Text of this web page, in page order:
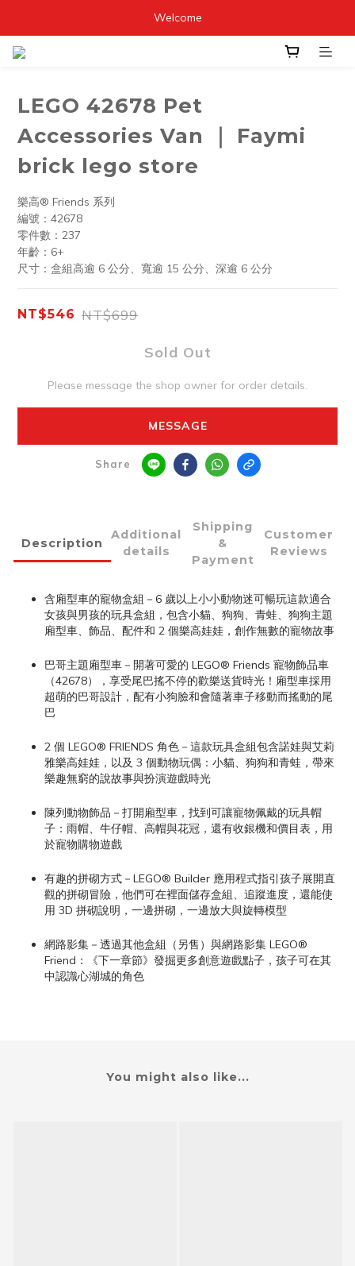
Welcome
LEGO 42678 Pet
Accessories Van ｜ Faymi
brick lego store
樂高® Friends 系列
編號：42678
零件數：237
年齡：6+
尺寸：盒組高逾 6 公分、寬逾 15 公分、深逾 6 公分
NT$546 NT$699
Sold Out
Please message the shop owner for order details.
MESSAGE
Share
Description
Additional
details
Shipping
&
Payment
Customer
Reviews
含廂型車的寵物盒組－6 歲以上小小動物迷可暢玩這款適合
女孩與男孩的玩具盒組，包含小貓、狗狗、青蛙、狗狗主題
廂型車、飾品、配件和 2 個樂高娃娃，創作無數的寵物故事
巴哥主題廂型車－開著可愛的 LEGO® Friends 寵物飾品車
（42678），享受尾巴搖不停的歡樂送貨時光！廂型車採用
超萌的巴哥設計，配有小狗臉和會隨著車子移動而搖動的尾
巴
2 個 LEGO® FRIENDS 角色－這款玩具盒組包含諾娃與艾莉
雅樂高娃娃，以及 3 個動物玩偶：小貓、狗狗和青蛙，帶來
樂趣無窮的說故事與扮演遊戲時光
陳列動物飾品－打開廂型車，找到可讓寵物佩戴的玩具帽
子：雨帽、牛仔帽、高帽與花冠，還有收銀機和價目表，用
於寵物購物遊戲
有趣的拼砌方式－LEGO® Builder 應用程式指引孩子展開直
觀的拼砌冒險，他們可在裡面儲存盒組、追蹤進度，還能使
用 3D 拼砌說明，一邊拼砌，一邊放大與旋轉模型
網路影集－透過其他盒組（另售）與網路影集 LEGO®
Friend：《下一章節》發掘更多創意遊戲點子，孩子可在其
中認識心湖城的角色
You might also like...